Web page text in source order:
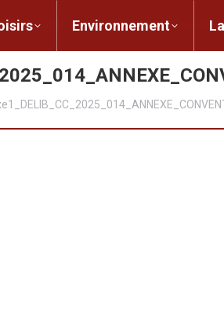
Loisirs Environnement
Environnement